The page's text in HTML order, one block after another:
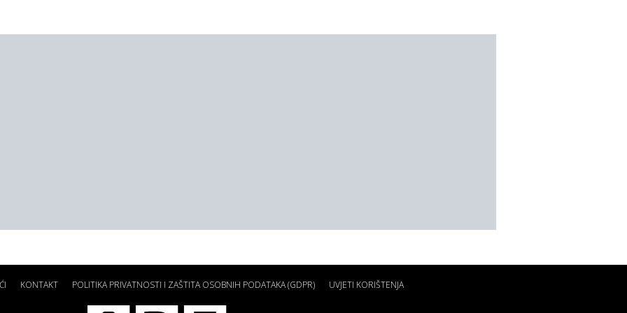
KONTAKT POLITIKA PRIVATNOSTI I ZAŠTITA OSOBNIH PODATAKA (GDPR) UVJETI KORIŠTENJA